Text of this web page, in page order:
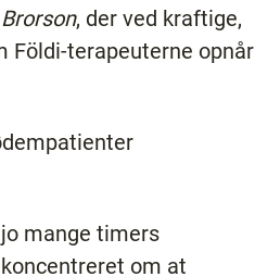
, der ved kraftige,
Földi-terapeuterne opnår
mange timers
om at